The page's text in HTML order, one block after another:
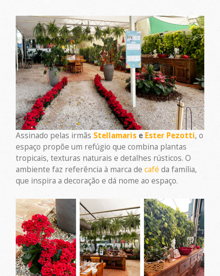
Assinado pelas irmãs Stellamaris e Ester Pezotti, o
espaço propõe um refúgio que combina plantas
tropicais, texturas naturais e detalhes rústicos. O
ambiente faz referência à marca decaféda família,
que inspira a decoração e dá nome ao espaço.